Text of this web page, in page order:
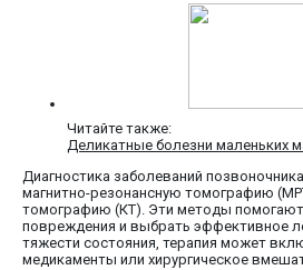
Читайте также:
Деликатные болезни маленьких
Диагностика заболеваний
магнитно-резонансную томографию
томографию (КТ). Эти методы помогают
повреждения и выбрать эффективное
тяжести состояния, терапия может
медикаменты или хирургическое